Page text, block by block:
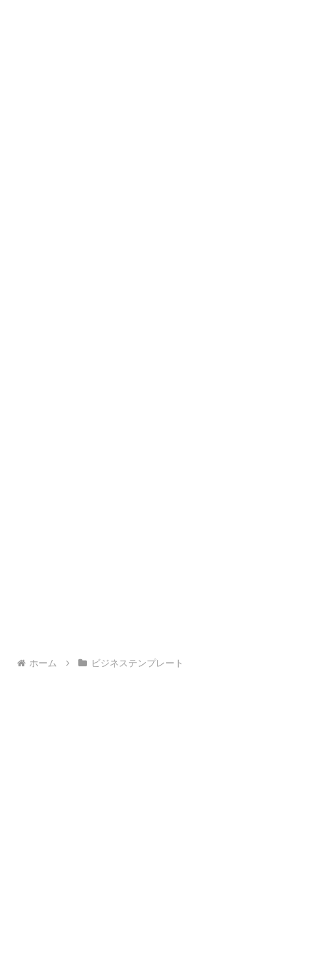
ホーム ビジネステンプレート